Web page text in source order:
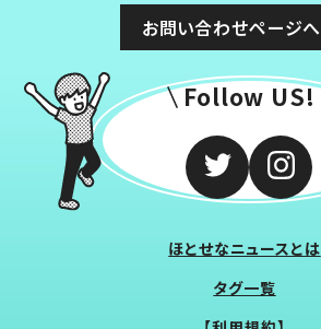
お問い合わせページへ
Follow US!
ほとせなニュースとは
タグ一覧